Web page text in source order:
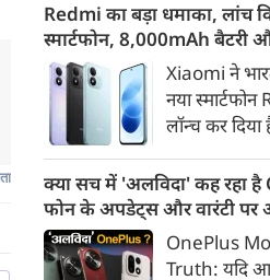
लिए पूरी
रहा है। उन्होंने
नवकरणीय
हरित
तेजी से आगे बढ़
पहचान बना
Redmi का बड़ा धमाका, लांच
स्मार्टफोन, 8,000mAh बैटरी
Xiaomi ने
नया
लॉन्च कर
डिस्प्ले,
और
चिपसेट के साथ
50MP का मेन
क्या सच में 'अलविदा' कह रहा
फोन के अपडेट्स और वारंटी पर
OnePlus
Truth: यदि